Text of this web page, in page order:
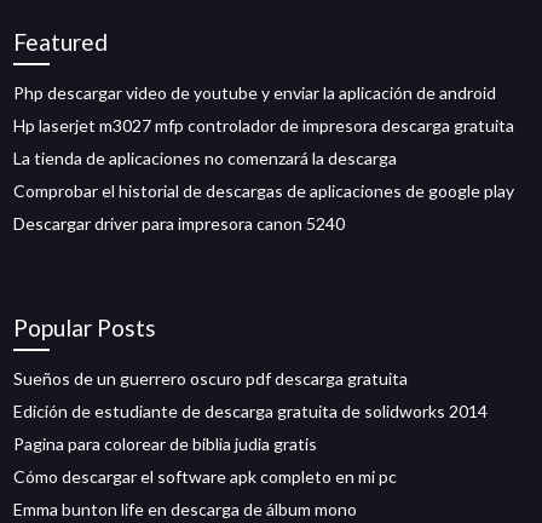
Featured
Php descargar video de youtube y enviar la aplicación de android
Hp laserjet m3027 mfp controlador de impresora descarga gratuita
La tienda de aplicaciones no comenzará la descarga
Comprobar el historial de descargas de aplicaciones de google play
Descargar driver para impresora canon 5240
Popular Posts
Sueños de un guerrero oscuro pdf descarga gratuita
Edición de estudiante de descarga gratuita de solidworks 2014
Pagina para colorear de biblia judia gratis
Cómo descargar el software apk completo en mi pc
Emma bunton life en descarga de álbum mono